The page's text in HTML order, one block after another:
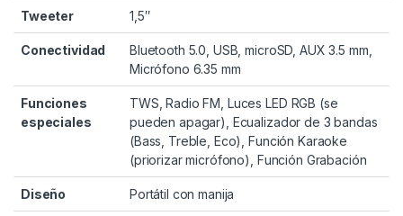
Tweeter 1,5″
Conectividad
Bluetooth 5.0, USB, microSD, AUX 3.5 mm,
Micrófono 6.35 mm
Funciones
especiales
TWS, Radio FM, Luces LED RGB (se
pueden apagar), Ecualizador de 3 bandas
(Bass, Treble, Eco), Función Karaoke
(priorizar micrófono), Función Grabación
Diseño Portátil con manija